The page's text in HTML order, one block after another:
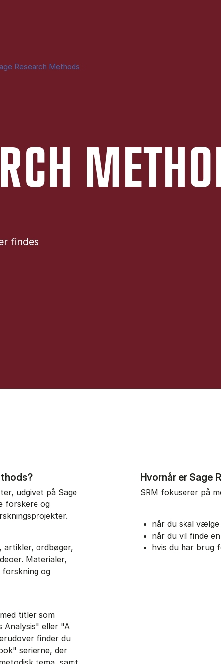
Research Methods
findes
udgivet på Sage
forskere og
artikler, ordbøger,
Materialer,
forskning og
titler som
Analysis" eller "A
finder du
serierne, der
tema, samt
Hvornår er Sage
SRM fokuserer på
når du skal
når du vil finde
hvis du har brug